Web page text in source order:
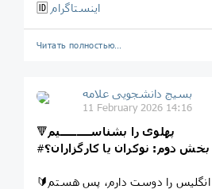
🆔 اینستاگرام
Читать полностью…
بسیج دانشجویی علامه
11 February 2026 14:16
🔻پهلوی را بشناســـــــــیم
بخش دوم: نوکران یا کارگزاران؟
🔰انگلیس را دوست دارم، پس هستم